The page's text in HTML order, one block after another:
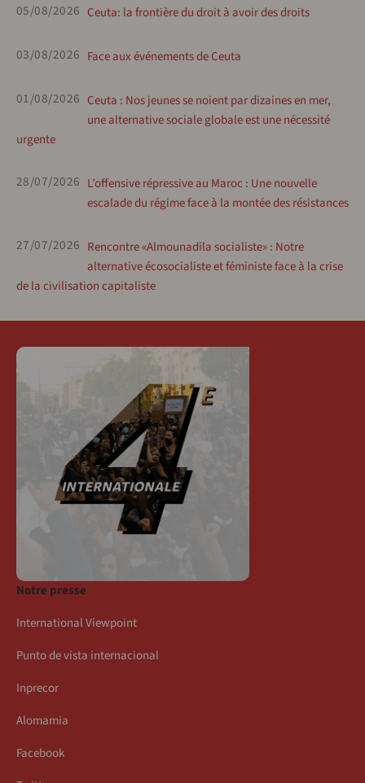
05/08/2026 Ceuta: la frontière du droit à avoir des droits
03/08/2026 Face aux événements de Ceuta
01/08/2026 Ceuta : Nos jeunes se noient par dizaines en mer,
une alternative sociale globale est une nécessité
urgente
28/07/2026 L’offensive répressive au Maroc : Une nouvelle
escalade du régime face à la montée des résistances
27/07/2026 Rencontre «Almounadila socialiste» : Notre
alternative écosocialiste et féministe face à la crise
de la civilisation capitaliste
Notre presse
International Viewpoint
Punto de vista internacional
Inprecor
Alomamia
Facebook